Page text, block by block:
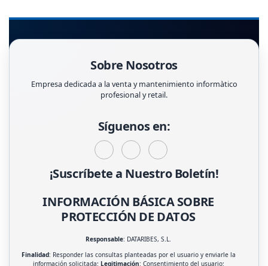
Sobre Nosotros
Empresa dedicada a la venta y mantenimiento informàtico
profesional y retail.
Síguenos en:
¡Suscríbete a Nuestro Boletín!
INFORMACIÓN BÁSICA SOBRE
PROTECCIÓN DE DATOS
Responsable: DATARIBES, S.L.
Finalidad: Responder las consultas planteadas por el usuario y enviarle la
información solicitada; Legitimación: Consentimiento del usuario;